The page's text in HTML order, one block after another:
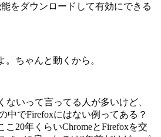
をダウンロードして有効にできる
ちゃんと動くから。
ないって言ってる人が多いけど、
中でFirefoxにはない例ってある？
20年くらいChromeとFirefoxを交